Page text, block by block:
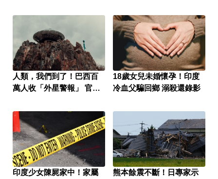
人類，我們到了！巴西百
萬人收「外星警報」 官方
18歲女兒未婚懷孕！印度
冷血父騙回鄉 溺殺還錄影
印度少女陳屍家中！家屬
熊本餘震不斷！日專家示